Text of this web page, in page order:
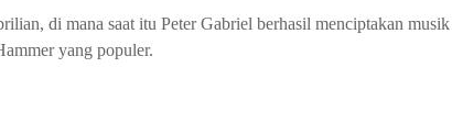
di mana saat itu Peter Gabriel berhasil menciptakan musik
yang populer.